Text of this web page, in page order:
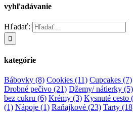
vyhľadávanie
Hľadať:
kategórie
Bábovky (8) Cookies (11) Cupcakes (7)
Drobné pečivo (21) Džemy/ nátierky (5)
bez cukru (6) Krémy (3) Kysnuté cesto
(1) Nápoje (1) Raňajkové (23) Tarty